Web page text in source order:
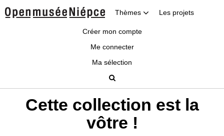
Thèmes Les projets
Créer mon compte
Me connecter
Ma sélection
Cette collection est la
vôtre !